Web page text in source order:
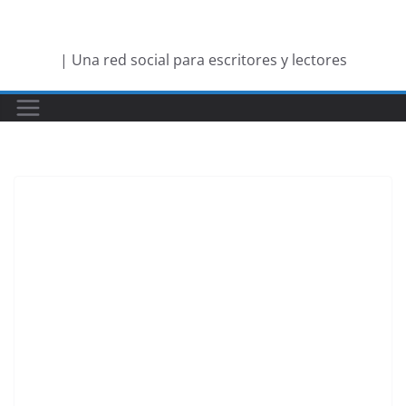
| Una red social para escritores y lectores